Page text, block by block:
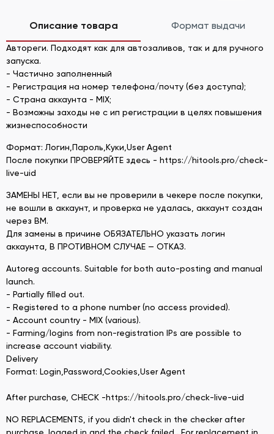
Описание товара Формат выдачи
Автореги. Подходят как для автозаливов, так и для ручного
запуска.
- Частично заполненный
- Регистрация на номер телефона/почту (без доступа);
- Страна аккаунта - MIX;
- Возможны заходы не с ип регистрации в целях повышения
жизнеспособности
Формат: Логин,Пароль,Куки,User Agent
После покупки ПРОВЕРЯЙТЕ здесь - https://hitools.pro/check-
live-uid
ЗАМЕНЫ НЕТ, если вы не проверили в чекере после покупки,
не вошли в аккаунт, и проверка не удалась, аккаунт создан
через BM.
Для замены в причине ОБЯЗАТЕЛЬНО указать логин
аккаунта, В ПРОТИВНОМ СЛУЧАЕ — ОТКАЗ.
Autoreg accounts. Suitable for both auto-posting and manual
launch.
- Partially filled out.
- Registered to a phone number (no access provided).
- Account country - MIX (various).
- Farming/logins from non-registration IPs are possible to
increase account viability.
Delivery
Format: Login,Password,Cookies,User Agent
After purchase, CHECK -https://hitools.pro/check-live-uid
NO REPLACEMENTS, if you didn't check in the checker after
purchase, logged in and the check failed . For replacement in